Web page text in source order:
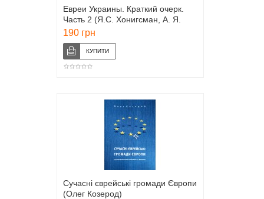
Евреи Украины. Краткий очерк.
Часть 2 (Я.С. Хонигсман, А. Я.
Найман)
190 грн
Сучасні єврейські громади Європи
(Олег Козерод)